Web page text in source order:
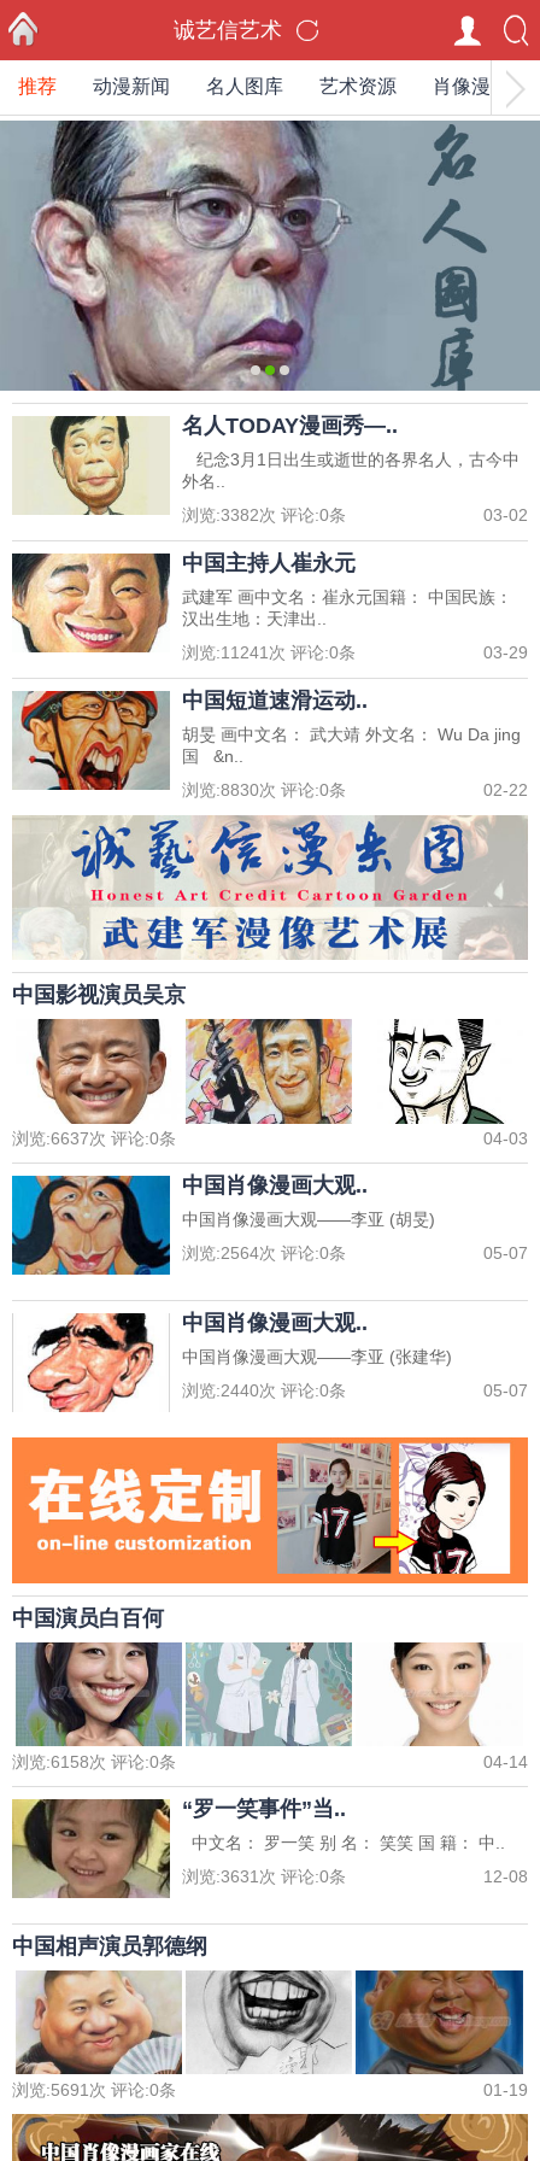
首页
诚艺信艺术
推荐 动漫新闻 名人图库 艺术资源 肖像漫画家
012
名人TODAY漫画秀—..
纪念3月1日出生或逝世的各界名人，古今中
外名..
浏览:3382次 评论:0条 03-02
中国主持人崔永元
武建军 画中文名：崔永元国籍： 中国民族：
汉出生地：天津出..
浏览:11241 次 评论:0条 03-29
中国短道速滑运动..
胡旻 画中文名： 武大靖 外文名： Wu Da jing
国 &n..
浏览:8830次 评论:0条 02-22
中国影视演员吴京
浏览:6637次 评论:0条 04-03
中国肖像漫画大观..
中国肖像漫画大观——李亚 (胡旻)
浏览:2564次 评论:0条 05-07
中国肖像漫画大观..
中国肖像漫画大观——李亚 (张建华)
浏览:2440次 评论:0条 05-07
中国演员白百何
浏览:6158次 评论:0条 04-14
“罗一笑事件”当..
中文名： 罗一笑 别 名： 笑笑 国 籍： 中..
浏览:3631 次 评论:0条 12-08
中国相声演员郭德纲
浏览:5691 次 评论:0条 01-19